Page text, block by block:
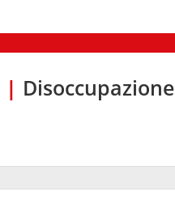
| Disoccupazione